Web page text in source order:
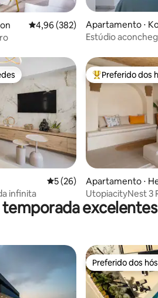
avaliações4,96 de uma avaliação média
4,96 (382)
Apartamento ⋅
Estúdio
avaliações
dos hóspedes
5 de uma avaliação média
5 (26)
infinita
Entre os
Preferido dos
Apartamento ⋅
UtopiacityNest 3
Jacuzzi
Preferido dos
Preferido dos